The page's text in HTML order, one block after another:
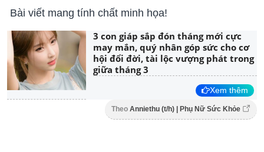
Bài viết mang tính chất minh họa!
3 con giáp sắp đón tháng mới cực
may mắn, quý nhân góp sức cho cơ
hội đổi đời, tài lộc vượng phát trong
giữa tháng 3
Xem thêm
Theo Anniethu (t/h) | Phụ Nữ Sức Khỏe